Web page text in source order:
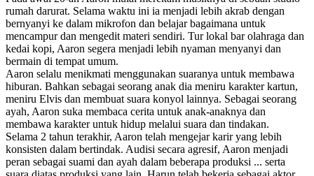
rumah darurat. Selama waktu ini ia menjadi lebih akrab dengan
bernyanyi ke dalam mikrofon dan belajar bagaimana untuk
mencampur dan mengedit materi sendiri. Tur lokal bar olahraga dan
kedai kopi, Aaron segera menjadi lebih nyaman menyanyi dan
bermain di tempat umum.
Aaron selalu menikmati menggunakan suaranya untuk membawa
hiburan. Bahkan sebagai seorang anak dia meniru karakter kartun,
meniru Elvis dan membuat suara konyol lainnya. Sebagai seorang
ayah, Aaron suka membaca cerita untuk anak-anaknya dan
membawa karakter untuk hidup melalui suara dan tindakan.
Selama 2 tahun terakhir, Aaron telah mengejar karir yang lebih
konsisten dalam bertindak. Audisi secara agresif, Aaron menjadi
peran sebagai suami dan ayah dalam beberapa produksi ... serta